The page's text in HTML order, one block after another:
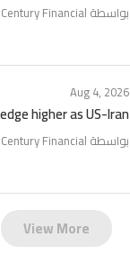
بواسطة Century Financial في '
Aug 4, 2026
higher as US-Iran...
بواسطة Century Financial في '
View More